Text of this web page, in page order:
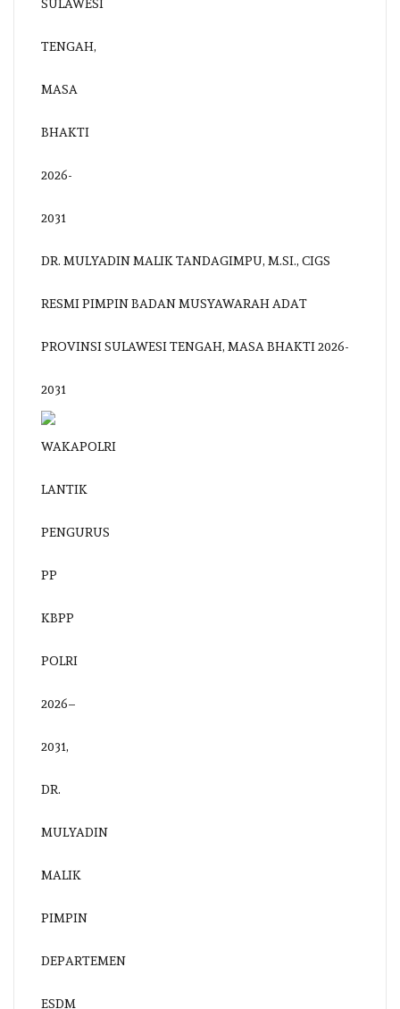
DR. MULYADIN MALIK TANDAGIMPU, M.SI., CIGS
RESMI PIMPIN BADAN MUSYAWARAH ADAT
PROVINSI SULAWESI TENGAH, MASA BHAKTI 2026-
2031